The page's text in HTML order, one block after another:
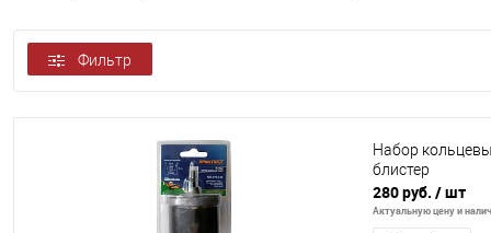
Фильтр
Набор
блистер
280 руб. / шт
Актуальную цену и